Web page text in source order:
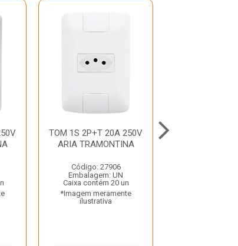
TOM 1S 2P+T 20A 250V
ARIA TRAMONTINA
Código: 27906
Embalagem: UN
Caixa contém 20 un
*Imagem meramente
ilustrativa